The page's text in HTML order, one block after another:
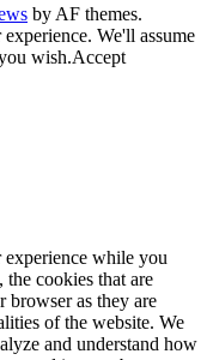
by AF themes.
We'll assume
wish.Accept
while you
cookies that are
browser as they are
of the website. We
and understand how